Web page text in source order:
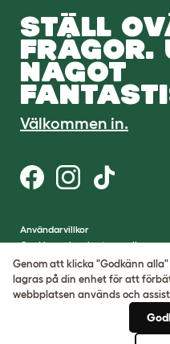
STÄLL
FRÅGOR.
NÅGOT
Välkommen in.
Användarvillkor
Cookies och sekretesspolicy
Cookie Settings
Webbplatskarta
VAT-nummer: SE502080795301
Genom att klicka "Godkänn
lagras på din enhet för att
webbplatsen används och